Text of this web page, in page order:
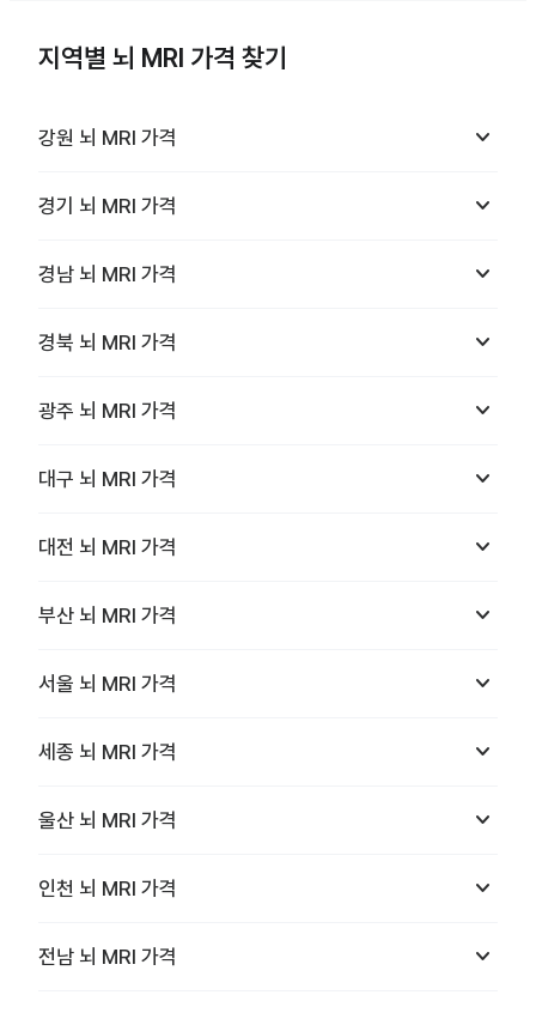
지역별 뇌 MRI 가격 찾기
강원 뇌 MRI 가격 keyboard_arrow_down
경기 뇌 MRI 가격 keyboard_arrow_down
경남 뇌 MRI 가격 keyboard_arrow_down
경북 뇌 MRI 가격 keyboard_arrow_down
광주 뇌 MRI 가격 keyboard_arrow_down
대구 뇌 MRI 가격 keyboard_arrow_down
대전 뇌 MRI 가격 keyboard_arrow_down
부산 뇌 MRI 가격 keyboard_arrow_down
서울 뇌 MRI 가격 keyboard_arrow_down
세종 뇌 MRI 가격 keyboard_arrow_down
울산 뇌 MRI 가격 keyboard_arrow_down
인천 뇌 MRI 가격 keyboard_arrow_down
전남 뇌 MRI 가격 keyboard_arrow_down